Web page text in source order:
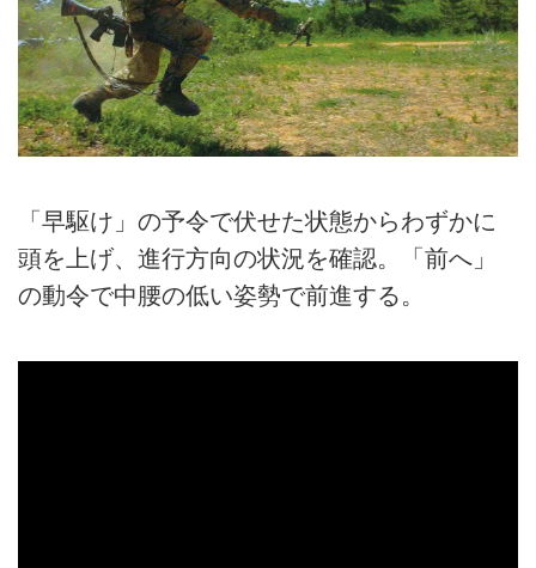
「早駆け」の予令で伏せた状態からわずかに
頭を上げ、進行方向の状況を確認。「前へ」
の動令で中腰の低い姿勢で前進する。